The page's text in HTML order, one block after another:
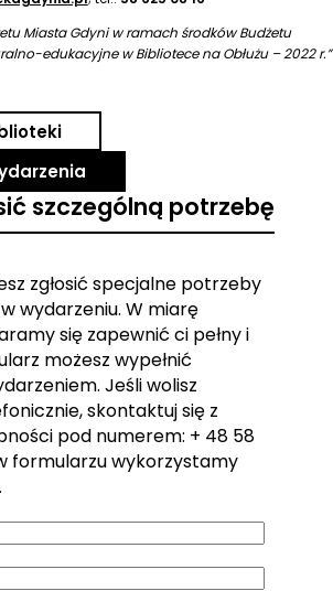
Miasta Gdyni w ramach środków Budżetu
edukacyjne w Bibliotece na Obłużu – 2022 r.”
szczególną potrzebę
zgłosić specjalne potrzeby
wydarzeniu. W miarę
się zapewnić ci pełny i
możesz wypełnić
Jeśli wolisz
skontaktuj się z
pod numerem: + 48 58
formularzu wykorzystamy